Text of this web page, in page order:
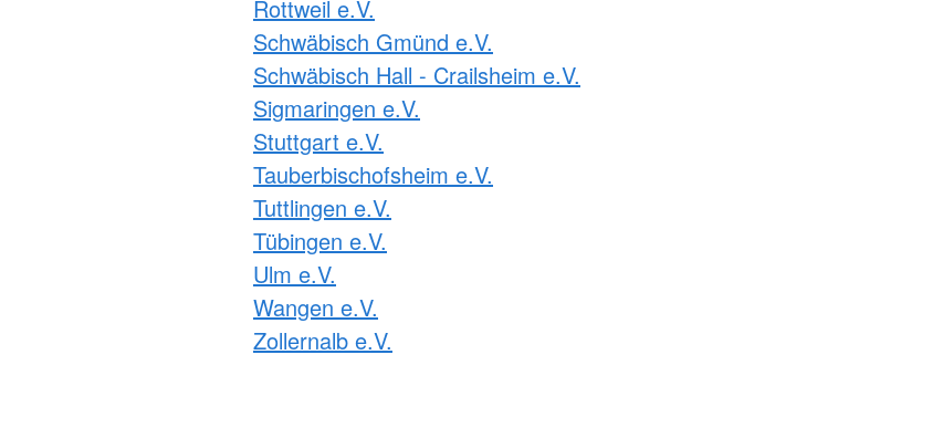
Rottweil e.V.
Schwäbisch Gmünd e.V.
Schwäbisch Hall - Crailsheim e.V.
Sigmaringen e.V.
Stuttgart e.V.
Tauberbischofsheim e.V.
Tuttlingen e.V.
Tübingen e.V.
Ulm e.V.
Wangen e.V.
Zollernalb e.V.